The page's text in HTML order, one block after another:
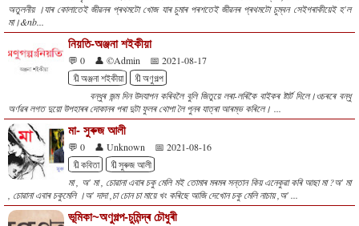
অতুলনীয় ।যাৰ কোলাতেই জীৱনৰ প্ৰথমটো খোজ যাৰ চুমাৰ পৰশতেই জীৱনৰ প্ৰথমটো চুম্বন সেইগৰাকীয়েই হ'ল
মা।&nb...
নিয়তি-অঞ্জনা শইকীয়া
💬 0 👤 ©Admin
📅 2021-08-17
🔖অঞ্জনা শইকীয়া
🔖অণুগল্প
বন্ধুৰ জন্ম দিন উদযাপন কৰিবলৈ বুলি জিতুয়ে লৰা-লৰিকৈ বাইকৰ ষ্টাৰ্ট দিলে।ওচৰৰে বন্ধু
অৰ্ণৱৰ লগত দুয়ো উপহাৰৰ দোকানৰ পৰা দুটা ফুলৰ থোপা লৈ পুনৰ যাত্ৰা আৰম্ভ কৰিলে। ...
মা- সুৰুজ আলী
💬 0 👤 Unknown
📅 2021-08-16
🔖কবিতা
🔖সুৰুজ আলী
মা , অ' মা , চোৱানা এবাৰ চকু মেলি মই তোমাৰ মৰমৰ সন্তান কিয় এনেকুৱা কৰি আছা মা ?অ' মা
, চোৱানা এবাৰ চকুমেলি ।অ' দাদা ,চা চোন চা মায়ে খং কৰিছে আজি দেখোন চকু মেলি নাচায় ,অ' ...
ভূমিকা~অণুগল্প-চুমিন্দ্ৰ চৌধুৰী